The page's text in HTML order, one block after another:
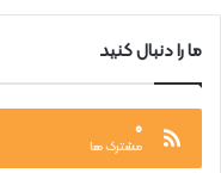
ما را دنبال کنید
۰
مشترک ها